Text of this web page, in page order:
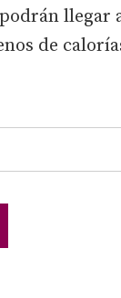
llegar
de